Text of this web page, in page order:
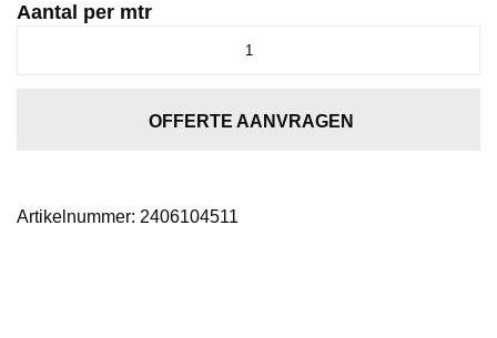
Aantal per mtr
OFFERTE AANVRAGEN
Artikelnummer: 2406104511